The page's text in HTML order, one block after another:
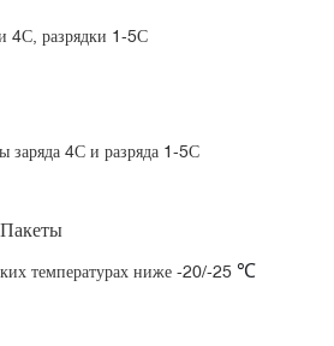
4С, разрядки 1-5С
заряда 4С и разряда 1-5С
температурах ниже -20/-25 ℃